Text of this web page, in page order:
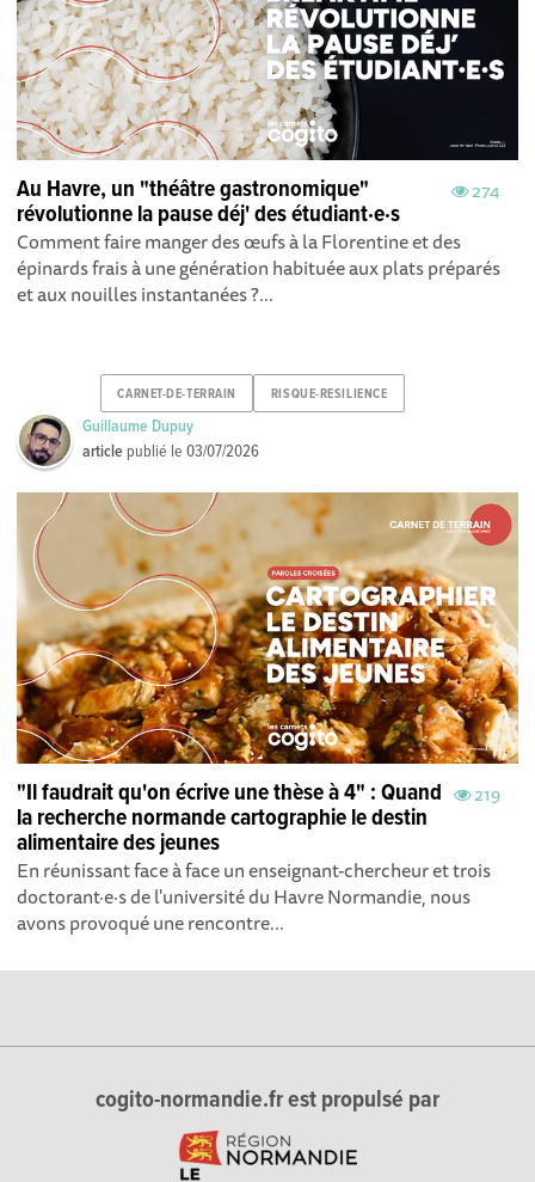
274
Au Havre, un "théâtre gastronomique"
révolutionne la pause déj' des étudiant·e·s
Comment faire manger des œufs à la Florentine et des
épinards frais à une génération habituée aux plats préparés
et aux nouilles instantanées ?...
CARNET-DE-TERRAIN RISQUE-RESILIENCE
Guillaume Dupuy
article publié le03/07/2026
219
"Il faudrait qu'on écrive une thèse à 4" : Quand
la recherche normande cartographie le destin
alimentaire des jeunes
En réunissant face à face un enseignant-chercheur et trois
doctorant·e·s de l'université du Havre Normandie, nous
avons provoqué une rencontre...
cogito-normandie.fr est propulsé par